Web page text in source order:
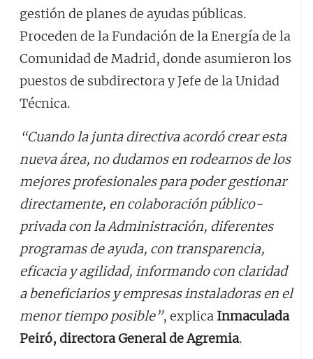
gestión de planes de ayudas públicas.
Proceden de la Fundación de la Energía de la
Comunidad de Madrid, donde asumieron los
puestos de subdirectora y Jefe de la Unidad
Técnica.
“Cuando la junta directiva acordó crear esta
nueva área, no dudamos en rodearnos de los
mejores profesionales para poder gestionar
directamente, en colaboración público-
privada con la Administración, diferentes
programas de ayuda, con transparencia,
eficacia y agilidad, informando con claridad
a beneficiarios y empresas instaladoras en el
menor tiempo posible”, explica Inmaculada
Peiró, directora General de Agremia.